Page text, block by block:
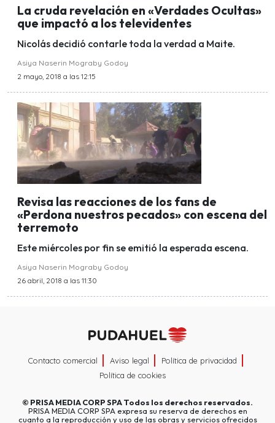
La cruda revelación en «Verdades Ocultas»
que impactó a los televidentes
Nicolás decidió contarle toda la verdad a Maite.
Asiya Naserin Mograby Godoy
2 mayo, 2018 a las 12:15
Revisa las reacciones de los fans de
«Perdona nuestros pecados» con escena del
terremoto
Este miércoles por fin se emitió la esperada escena.
Asiya Naserin Mograby Godoy
26 abril, 2018 a las 11:30
Contacto comercial Aviso legal
Política de privacidad
Política de cookies
© PRISA MEDIA CORP SPATodos los derechos reservados.
PRISA MEDIA CORP SPA expresa su reserva de derechos en
cuanto a la reproducción y uso de las obras y servicios ofrecidos